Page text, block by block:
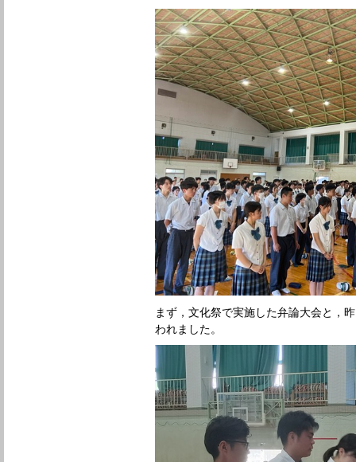
まず，文化祭で実施した弁論大会と，
われました。